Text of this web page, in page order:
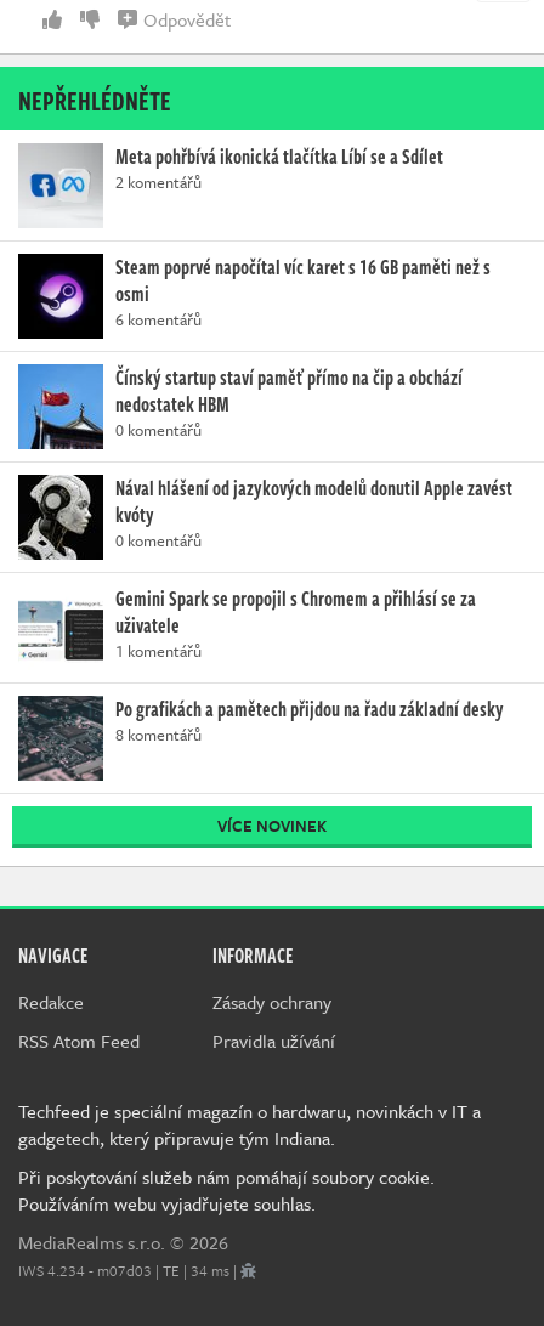
Odpovědět
NEPŘEHLÉDNĚTE
Meta pohřbívá ikonická tlačítka Líbí se a Sdílet
2 komentářů
Steam poprvé napočítal víc karet s 16 GB paměti než s
osmi
6 komentářů
Čínský startup staví paměť přímo na čip a obchází
nedostatek HBM
0 komentářů
Nával hlášení od jazykových modelů donutil Apple zavést
kvóty
0 komentářů
Gemini Spark se propojil s Chromem a přihlásí se za
uživatele
1 komentářů
Po grafikách a pamětech přijdou na řadu základní desky
8 komentářů
VÍCE NOVINEK
NAVIGACE
Redakce
RSS Atom Feed
INFORMACE
Zásady ochrany
Pravidla užívání
Techfeed je speciální magazín o hardwaru, novinkách v IT a
gadgetech, který připravuje tým Indiana.
Při poskytování služeb nám pomáhají soubory cookie.
Používáním webu vyjadřujete souhlas.
MediaRealms s.r.o. © 2026
IWS 4.234 - m07d03 | TE | 34 ms |